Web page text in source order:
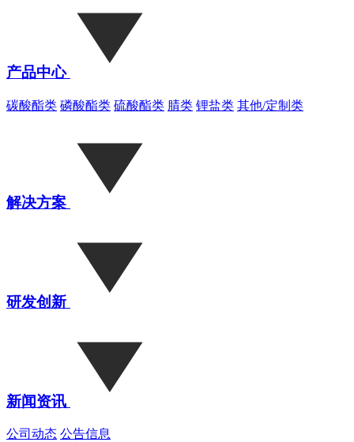
产品中心
碳酸酯类 磷酸酯类 硫酸酯类 腈类 锂盐类 其他/定制类
解决方案
研发创新
新闻资讯
公司动态 公告信息